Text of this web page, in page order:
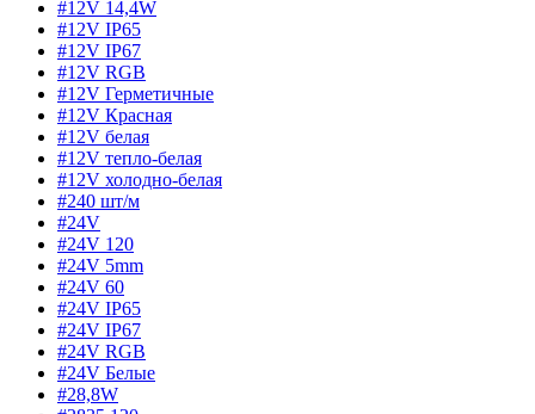
#12V 14,4W
#12V IP65
#12V IP67
#12V RGB
#12V Герметичные
#12V Красная
#12V белая
#12V тепло-белая
#12V холодно-белая
#240 шт/м
#24V
#24V 120
#24V 5mm
#24V 60
#24V IP65
#24V IP67
#24V RGB
#24V Белые
#28,8W